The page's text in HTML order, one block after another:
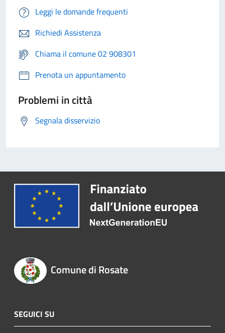
Leggi le domande frequenti
Richiedi Assistenza
Chiama il comune 02 908301
Prenota un appuntamento
Problemi in città
Segnala disservizio
Comune di Rosate
SEGUICI SU